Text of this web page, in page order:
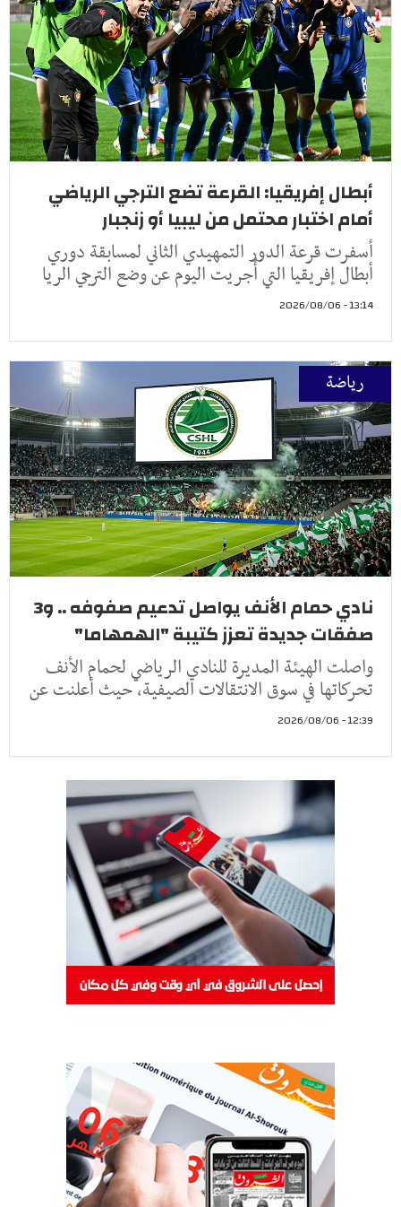
أبطال إفريقيا: القرعة تضع الترجي الرياضي
أمام اختبار محتمل من ليبيا أو زنجبار
أسفرت قرعة الدور التمهيدي الثاني لمسابقة دوري
أبطال إفريقيا التي أُجريت اليوم عن وضع الترجي الريا
13:14 - 2026/08/06
رياضة
نادي حمام الأنف يواصل تدعيم صفوفه .. و3
صفقات جديدة تعزز كتيبة "الهمهاما"
واصلت الهيئة المديرة للنادي الرياضي لحمام الأنف
تحركاتها في سوق الانتقالات الصيفية، حيث أعلنت عن
12:39 - 2026/08/06